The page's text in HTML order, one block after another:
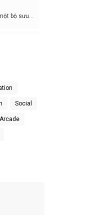
bộ sưu
đi không
Social
Arcade